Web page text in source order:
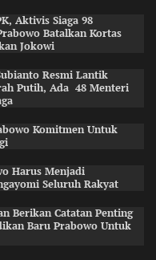
Aktivis Siaga 98
Batalkan Kortas
Jokowi
Resmi Lantik
Putih, Ada 48 Menteri
Komitmen Untuk
Harus Menjadi
Seluruh Rakyat
Berikan Catatan Penting
Baru Prabowo Untuk